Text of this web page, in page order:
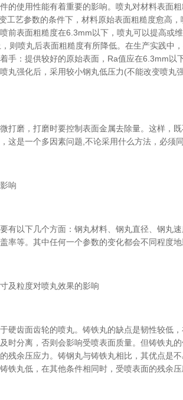
的使用性能有着重要的影响。喷丸对材料表面
工艺参数的条件下，材料原始表面粗糙度愈高
前表面粗糙度在6.3mm以下，喷丸可以提高或
则喷丸后表面粗糙度有所降低。在生产实践中
手：提供较好的原始表面，Ra值应在6.3mm以
丸强化后，采用较小钢丸低压力(不能改变喷丸
打磨，打磨时要控制表面金属去除量。这样，
这是一个多因素问题,不论采用什么方法，必须
响
有以下几个方面：钢丸材料、钢丸直径、钢丸
率等。其中任何一个参数的变化都会不同程度地
及粒度对喷丸效果的影响
硬齿面齿轮的喷丸。铸铁丸的缺点是韧性较低
时分离，否则会影响受喷表面质量。但铸铁丸
残余压应力。铸钢丸与铸铁丸相比，其优点是
铁丸低，在其他条件相同时，受喷表面的残余压